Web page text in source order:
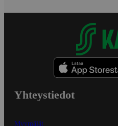
Yhteystiedot
Myymälät